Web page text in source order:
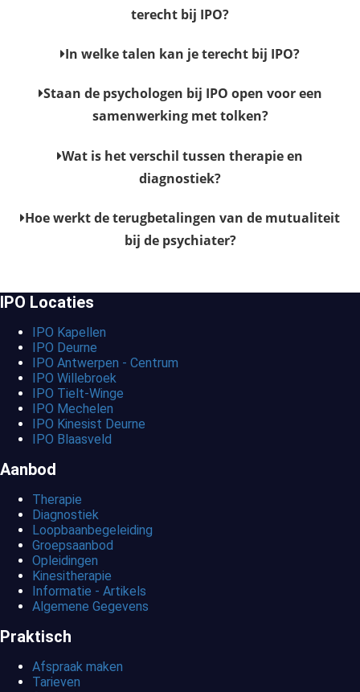
terecht bij IPO?
In welke talen kan je terecht bij IPO?
Staan de psychologen bij IPO open voor een
samenwerking met tolken?
Wat is het verschil tussen therapie en
diagnostiek?
Hoe werkt de terugbetalingen van de mutualiteit
bij de psychiater?
IPO Locaties
IPO Kapellen
IPO Deurne
IPO Antwerpen - Centrum
IPO Willebroek
IPO Tielt-Winge
IPO Mechelen
IPO Kinesist Deurne
IPO Blaasveld
Aanbod
Therapie
Diagnostiek
Loopbaanbegeleiding
Groepsaanbod
Opleidingen
Kinesitherapie
Informatie - Artikels
Algemene Gegevens
Praktisch
Afspraak maken
Tarieven